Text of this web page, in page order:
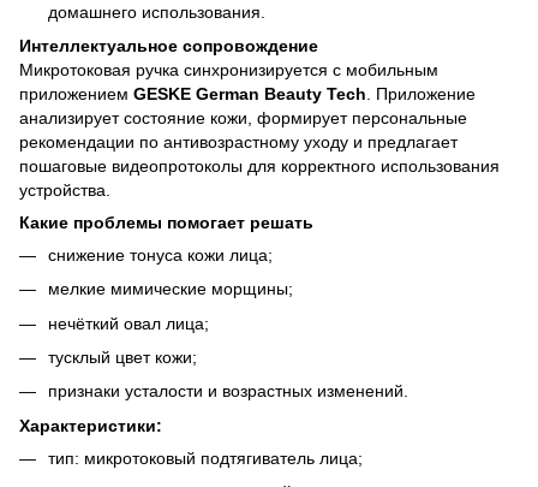
домашнего использования.
Интеллектуальное сопровождение
Микротоковая ручка синхронизируется с мобильным
приложением GESKE German Beauty Tech . Приложение
анализирует состояние кожи, формирует персональные
рекомендации по антивозрастному уходу и предлагает
пошаговые видеопротоколы для корректного использования
устройства.
Какие проблемы помогает решать
снижение тонуса кожи лица;
мелкие мимические морщины;
нечёткий овал лица;
тусклый цвет кожи;
признаки усталости и возрастных изменений.
Характеристики:
тип: микротоковый подтягиватель лица;